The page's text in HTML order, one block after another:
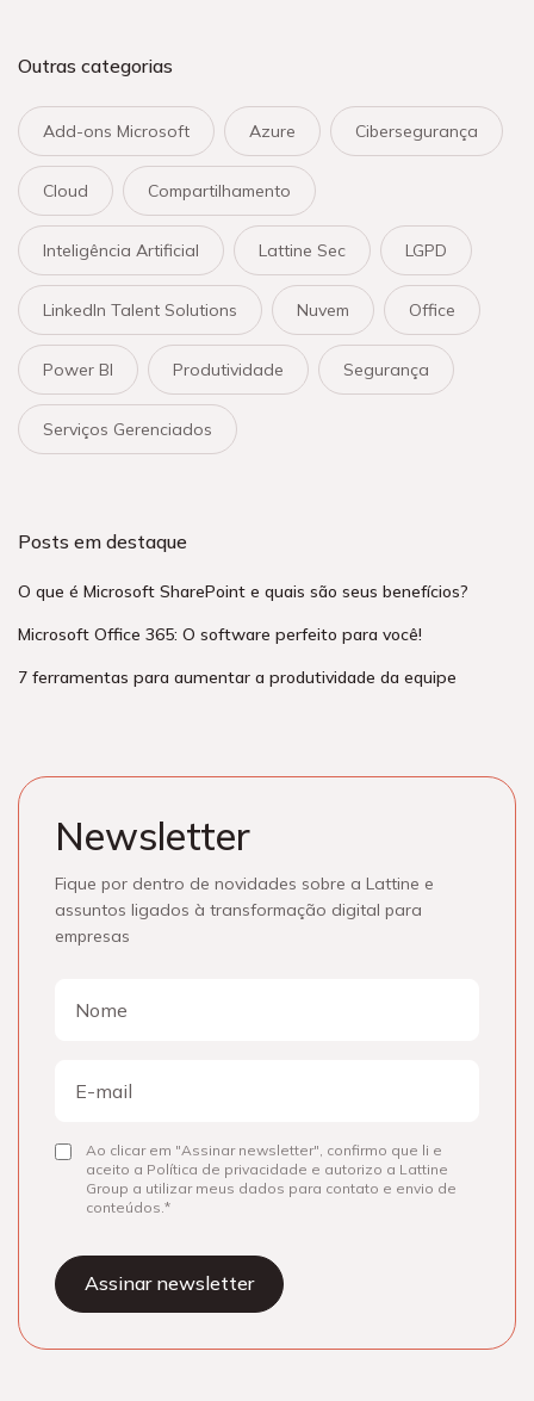
Outras categorias
Add-ons Microsoft Azure Cibersegurança
Cloud Compartilhamento
Inteligência Artificial Lattine Sec LGPD
LinkedIn Talent Solutions Nuvem Office
Power BI Produtividade Segurança
Serviços Gerenciados
Posts em destaque
O que é Microsoft SharePoint e quais são seus benefícios?
Microsoft Office 365: O software perfeito para você!
7 ferramentas para aumentar a produtividade da equipe
Newsletter
Fique por dentro de novidades sobre a Lattine e
assuntos ligados à transformação digital para
empresas
mail
ConsentirAo clicar em "Assinar newsletter", confirmo que li e
aceito a Política de privacidade e autorizo a Lattine
Group a utilizar meus dados para contato e envio de
conteúdos.